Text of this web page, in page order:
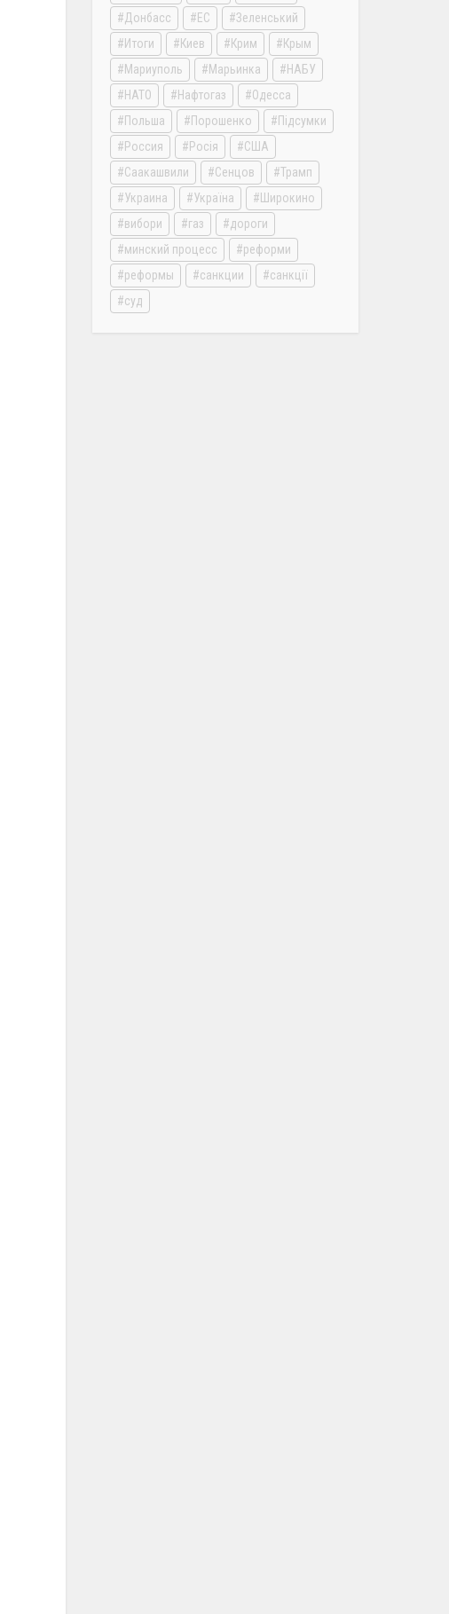
Донбасс
ЕС
Зеленський
Итоги
Киев Крим
Крым
Мариуполь
Марьинка
НАБУ
НАТО
Нафтогаз
Одесса
Польша
Порошенко
Підсумки
Россия
Росія
США
Саакашвили
Сенцов
Трамп
Украина
Україна
Широкино
вибори
газ
дороги
минский процесс
реформи
реформы
санкции
санкції
суд